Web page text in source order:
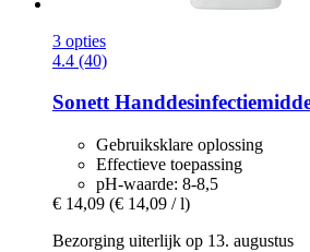
3 opties
4.4 (40)
Sonett
Gebruiksklare oplossing
Effectieve toepassing
pH-waarde: 8-8,5
€ 14,09 (€ 14,09 / l)
Bezorging uiterlijk op 13. augustus